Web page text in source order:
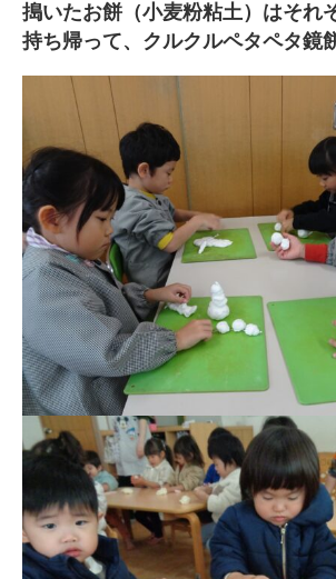
搗いたお餅（小麦粉粘土）はそれ
持ち帰って、クルクルペタペタ鏡